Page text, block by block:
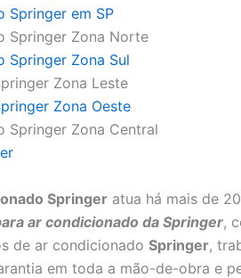
Springer em SP
Springer Zona Norte
Springer Zona Sul
Zona Leste
Zona Oeste
Springer Zona Central
Springer atua há mais de
ar condicionado da Springer,
de ar condicionado Springer,
em toda a mão-de-obra e